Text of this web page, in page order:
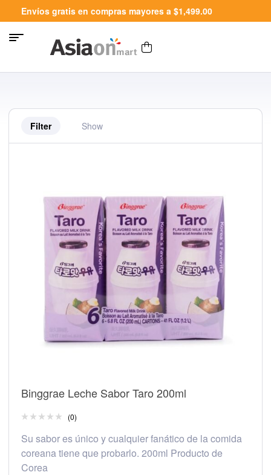
Envíos gratis en compras mayores a $1,499.00
Filter Show
Binggrae Leche Sabor Taro 200ml
(0)
Su sabor es único y cualquier fanático de la comida
coreana tiene que probarlo. 200ml Producto de
Corea